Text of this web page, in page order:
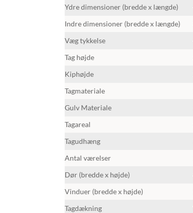
Ydre dimensioner (bredde x længde)
Indre dimensioner (bredde x længde)
Væg tykkelse
Tag højde
Kiphøjde
Tagmateriale
Gulv Materiale
Tagareal
Tagudhæng
Antal værelser
Dør (bredde x højde)
Vinduer (bredde x højde)
Tagdækning